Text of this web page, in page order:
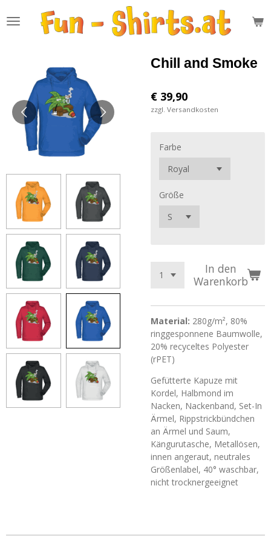
Hauptinhalt
Chill and Smoke
€ 39,90
zzgl. Versandkosten
Farbe
Größe
In den
Warenkorb
Material: 280g/m², 80%
ringgesponnene Baumwolle,
20% recyceltes Polyester
(rPET)
Gefütterte Kapuze mit
Kordel, Halbmond im
Nacken, Nackenband, Set-In
Ärmel, Rippstrickbündchen
an Ärmel und Saum,
Kängurutasche, Metallösen,
innen angeraut, neutrales
Größenlabel, 40° waschbar,
nicht trocknergeeignet